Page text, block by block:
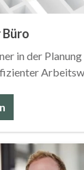
in der